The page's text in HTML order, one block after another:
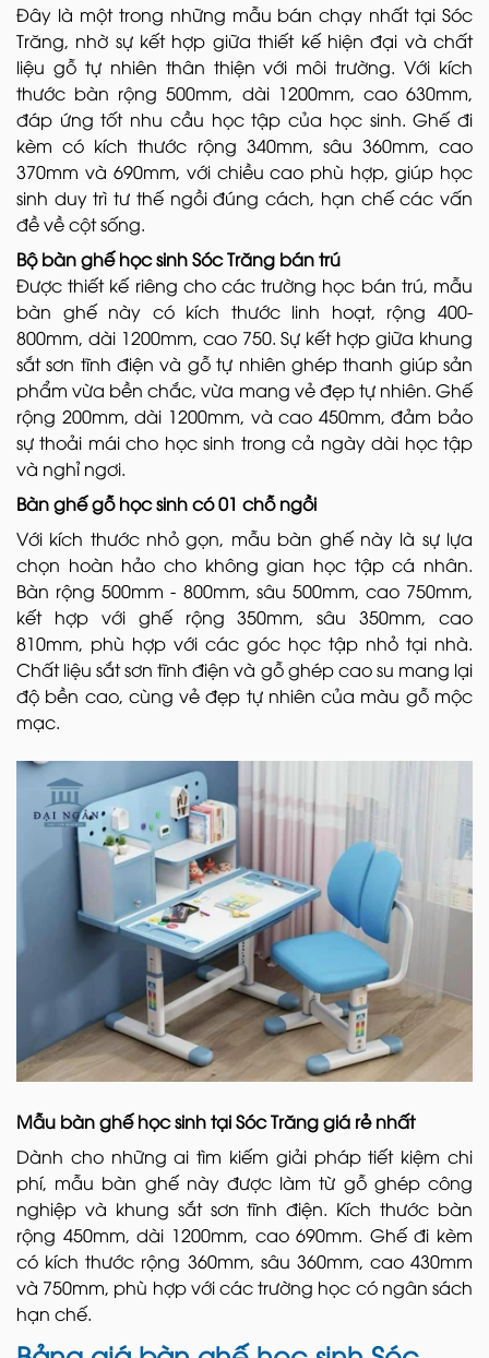
Đây là một trong những mẫu bán chạy nhất tại Sóc
Trăng, nhờ sự kết hợp giữa thiết kế hiện đại và chất
liệu gỗ tự nhiên thân thiện với môi trường. Với kích
thước bàn rộng 500mm, dài 1200mm, cao 630mm,
đáp ứng tốt nhu cầu học tập của học sinh. Ghế đi
kèm có kích thước rộng 340mm, sâu 360mm, cao
370mm và 690mm, với chiều cao phù hợp, giúp học
sinh duy trì tư thế ngồi đúng cách, hạn chế các vấn
đề về cột sống.
Bộ bàn ghế học sinh Sóc Trăng bán trú
Được thiết kế riêng cho các trường học bán trú, mẫu
bàn ghế này có kích thước linh hoạt, rộng 400-
800mm, dài 1200mm, cao 750. Sự kết hợp giữa khung
sắt sơn tĩnh điện và gỗ tự nhiên ghép thanh giúp sản
phẩm vừa bền chắc, vừa mang vẻ đẹp tự nhiên. Ghế
rộng 200mm, dài 1200mm, và cao 450mm, đảm bảo
sự thoải mái cho học sinh trong cả ngày dài học tập
và nghỉ ngơi.
Bàn ghế gỗ học sinh có 01 chỗ ngồi
Với kích thước nhỏ gọn, mẫu bàn ghế này là sự lựa
chọn hoàn hảo cho không gian học tập cá nhân.
Bàn rộng 500mm - 800mm, sâu 500mm, cao 750mm,
kết hợp với ghế rộng 350mm, sâu 350mm, cao
810mm, phù hợp với các góc học tập nhỏ tại nhà.
Chất liệu sắt sơn tĩnh điện và gỗ ghép cao su mang lại
độ bền cao, cùng vẻ đẹp tự nhiên của màu gỗ mộc
mạc.
Mẫu bàn ghế học sinh tại Sóc Trăng giá rẻ nhất
Dành cho những ai tìm kiếm giải pháp tiết kiệm chi
phí, mẫu bàn ghế này được làm từ gỗ ghép công
nghiệp và khung sắt sơn tĩnh điện. Kích thước bàn
rộng 450mm, dài 1200mm, cao 690mm. Ghế đi kèm
có kích thước rộng 360mm, sâu 360mm, cao 430mm
và 750mm, phù hợp với các trường học có ngân sách
hạn chế.